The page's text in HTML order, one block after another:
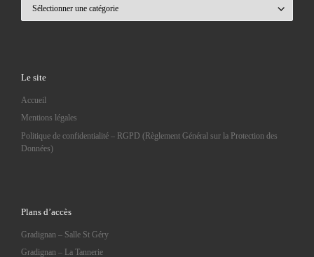
Le site
Accueil
Mentions légales
Politique de confidentialité – RGPD (Règlement Général sur la Protection des
Données)
Plans d’accès
Gradignan – Salle St Géry
Gradignan – La Tannerie